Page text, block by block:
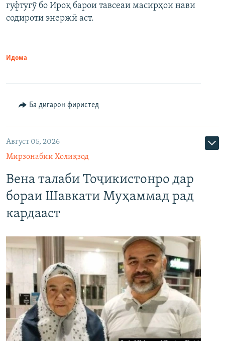
гуфтугӯ бо Ироқ барои тавсеаи масирҳои нави
содироти энержӣ аст.
Идома
Ба дигарон фиристед
Август 05, 2026
Мирзонабии Холиқзод
Вена талаби Тоҷикистонро дар
бораи Шавкати Муҳаммад рад
кардааст